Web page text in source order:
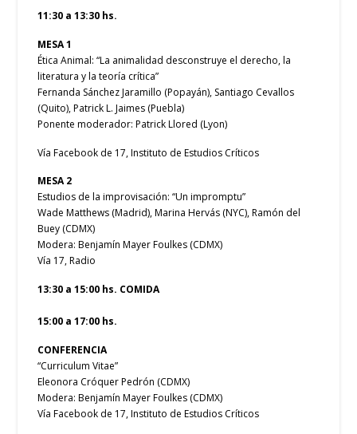
11:30 a 13:30 hs.
MESA 1
Ética Animal: “La animalidad desconstruye el derecho, la
literatura y la teoría crítica”
Fernanda Sánchez Jaramillo (Popayán), Santiago Cevallos
(Quito), Patrick L. Jaimes (Puebla)
Ponente moderador: Patrick Llored (Lyon)
Vía Facebook de 17, Instituto de Estudios Críticos
MESA 2
Estudios de la improvisación: “Un impromptu”
Wade Matthews (Madrid), Marina Hervás (NYC), Ramón del
Buey (CDMX)
Modera: Benjamín Mayer Foulkes (CDMX)
Vía 17, Radio
13:30 a 15:00 hs. COMIDA
15:00 a 17:00 hs.
CONFERENCIA
“Curriculum Vitae”
Eleonora Cróquer Pedrón (CDMX)
Modera: Benjamín Mayer Foulkes (CDMX)
Vía Facebook de 17, Instituto de Estudios Críticos